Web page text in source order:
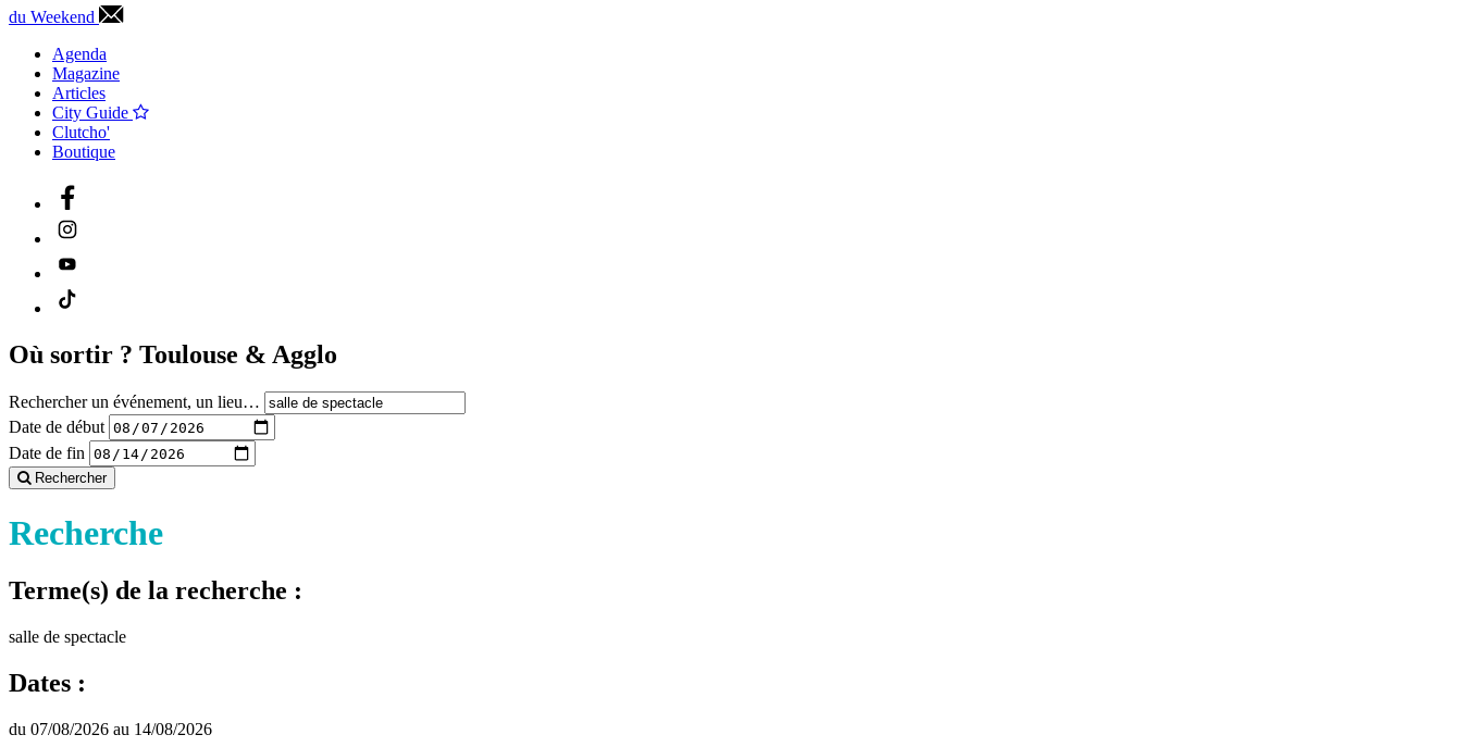
du Weekend
Agenda
Magazine
Articles
City Guide
Clutcho'
Boutique
Où sortir ? Toulouse & Agglo
Rechercher un événement, un lieu…
Date de début
Date de fin
Rechercher
Recherche
Terme(s) de la recherche :
salle de spectacle
Dates :
du 07/08/2026 au 14/08/2026